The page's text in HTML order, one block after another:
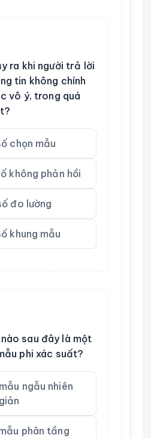
ra khi người trả lời
tin không chính
vô ý, trong quá
chọn mẫu
không phản hồi
đo lường
khung mẫu
sau đây là một
phi xác suất?
ngẫu nhiên
phân tầng